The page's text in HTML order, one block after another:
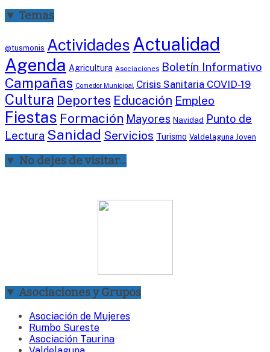
▼ Temas
@tusmonis ActividadesActualidad
Agenda Agricultura Asociaciones Boletín Informativo
Campañas Comedor Municipal Crisis Sanitaria COVID-19
Cultura Deportes Educación Empleo
Fiestas Formación Mayores Navidad Punto de
Lectura Sanidad Servicios Turismo Valdelaguna Joven
▼ No dejes de visitar…
▼ Asociaciones y Grupos
Asociación de Mujeres
Rumbo Sureste
Asociación Taurina